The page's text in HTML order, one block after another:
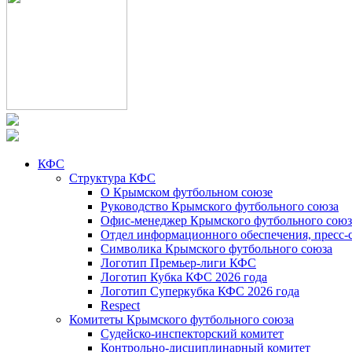
КФС
Структура КФС
О Крымском футбольном союзе
Руководство Крымского футбольного союза
Офис-менеджер Крымского футбольного
Отдел информационного обеспечения, пресс-
Символика Крымского футбольного союза
Логотип Премьер-лиги КФС
Логотип Кубка КФС 2026 года
Логотип Суперкубка КФС 2026 года
Respect
Комитеты Крымского футбольного союза
Судейско-инспекторский комитет
Контрольно-дисциплинарный комитет